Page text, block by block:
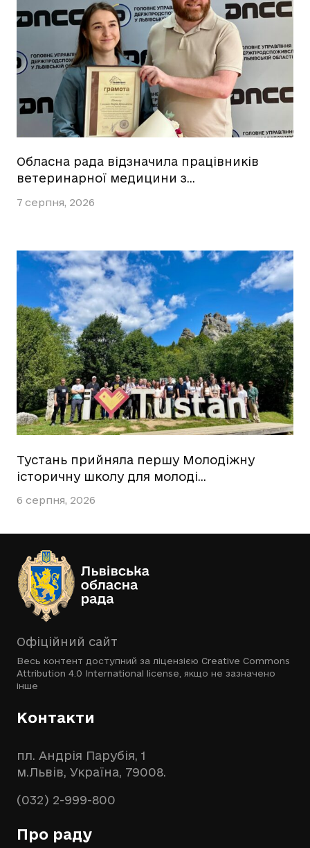
Обласна рада відзначила працівників
ветеринарної медицини з…
7 серпня, 2026
Тустань прийняла першу Молодіжну
історичну школу для молоді…
6 серпня, 2026
Офіційний сайт
Весь контент доступний за ліцензією Creative Commons
Attribution 4.0 International license , якщо не зазначено
інше
Контакти
пл. Андрія Парубія, 1
м.Львів, Україна, 79008.
(032) 2-999-800
Про раду